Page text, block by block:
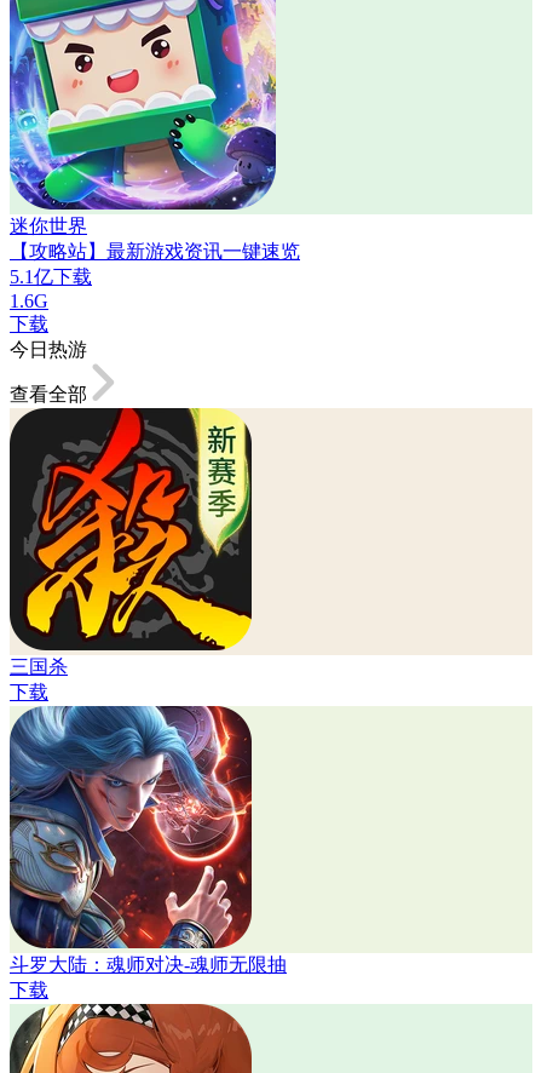
迷你世界
【攻略站】最新游戏资讯一键速览
5.1亿下载
1.6G
下载
今日热游
查看全部
三国杀
下载
斗罗大陆：魂师对决-魂师无限抽
下载